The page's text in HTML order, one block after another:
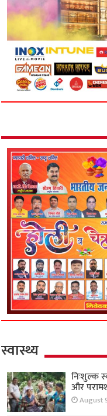
स्वास्थ्य
निःशुल्क
और
August